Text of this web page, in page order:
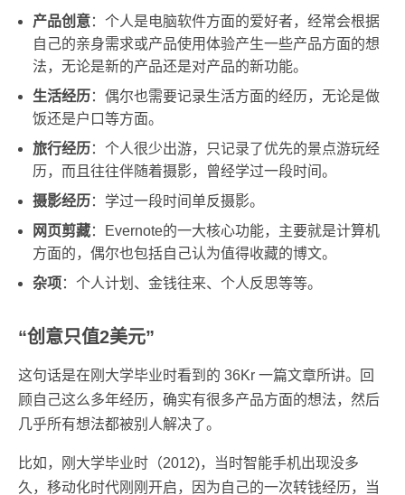
产品创意：个人是电脑软件方面的爱好者，经常会根据
自己的亲身需求或产品使用体验产生一些产品方面的想
法，无论是新的产品还是对产品的新功能。
生活经历 ：偶尔也需要记录生活方面的经历，无论是做
饭还是户口等方面。
旅行经历 ：个人很少出游，只记录了优先的景点游玩经
历，而且往往伴随着摄影，曾经学过一段时间。
摄影经历 ：学过一段时间单反摄影。
网页剪藏：Evernote的一大核心功能，主要就是计算机
方面的，偶尔也包括自己认为值得收藏的博文。
杂项 ：个人计划、金钱往来、个人反思等等。
“创意只值2美元”
这句话是在刚大学毕业时看到的 36Kr 一篇文章所讲。回
顾自己这么多年经历，确实有很多产品方面的想法，然后
几乎所有想法都被别人解决了。
比如，刚大学毕业时（2012)，当时智能手机出现没多
久，移动化时代刚刚开启，因为自己的一次转钱经历，当